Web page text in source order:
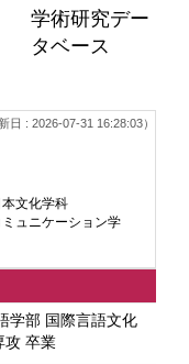
学術研究デー
タベース
日 : 2026-07-31 16:28:03）
文化学科
ュニケーション学
学部 国際言語文化
攻 卒業